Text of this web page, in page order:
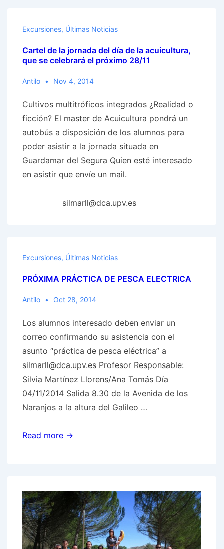
y
cadena
alimentaria
Excursiones, Últimas Noticias
Cartel de la jornada del día de la acuicultura,
que se celebrará el próximo 28/11
Antilo Nov 4, 2014
Cultivos multitróficos integrados ¿Realidad o
ficción? El master de Acuicultura pondrá un
autobús a disposición de los alumnos para
poder asistir a la jornada situada en
Guardamar del Segura Quien esté interesado
en asistir que envíe un mail.
silmarll@dca.upv.es
Excursiones, Últimas Noticias
PRÓXIMA PRÁCTICA DE PESCA ELECTRICA
Antilo Oct 28, 2014
Los alumnos interesado deben enviar un
correo confirmando su asistencia con el
asunto “práctica de pesca eléctrica” a
silmarll@dca.upv.es Profesor Responsable:
Silvia Martínez Llorens/Ana Tomás Día
04/11/2014 Salida 8.30 de la Avenida de los
Naranjos a la altura del Galileo …
PRÓXIMA
ELECTRICA
Read more →